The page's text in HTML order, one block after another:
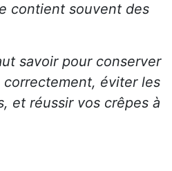
contient souvent des
savoir pour conserver
éviter les
et réussir vos crêpes à